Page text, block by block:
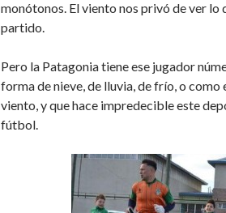
monótonos. El viento nos privó de ver lo
partido.
Pero la Patagonia tiene ese jugador
forma de nieve, de lluvia, de frío, o
viento, y que hace impredecible este
fútbol.